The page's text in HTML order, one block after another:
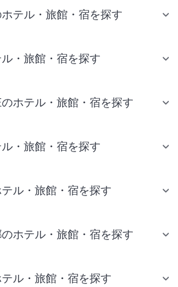
テル・旅館・宿を探す
ル・旅館・宿を探す
ホテル・旅館・宿を探す
・旅館・宿を探す
ル・旅館・宿を探す
ホテル・旅館・宿を探す
ル・旅館・宿を探す